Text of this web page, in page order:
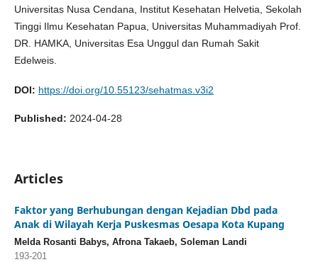
Universitas Nusa Cendana, Institut Kesehatan Helvetia, Sekolah
Tinggi Ilmu Kesehatan Papua, Universitas Muhammadiyah Prof.
DR. HAMKA, Universitas Esa Unggul dan Rumah Sakit
Edelweis.
DOI: https://doi.org/10.55123/sehatmas.v3i2
Published: 2024-04-28
Articles
Faktor yang Berhubungan dengan Kejadian Dbd pada
Anak di Wilayah Kerja Puskesmas Oesapa Kota Kupang
Melda Rosanti Babys, Afrona Takaeb, Soleman Landi
193-201